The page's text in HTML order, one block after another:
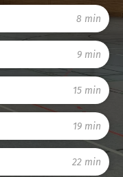
8 min
9 min
15 min
19 min
22 min